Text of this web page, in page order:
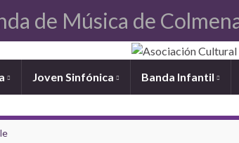
de Música de
Joven Sinfónica Banda Infantil